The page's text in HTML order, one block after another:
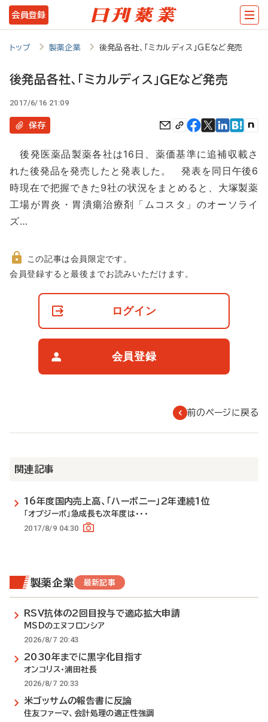
メ
イ
テ
移
動
会員登録
トップ 製薬企業 後発品各社、「ミカルディス」GEなど発売
後発品各社、「ミカルディス」GEなど発売
2017/6/16 21:09
保存
後発医薬品製薬各社は16日、薬価基準に追補収載さ
れた後発品を発売したと発表した。 発表を同日午後6
時現在で把握できた9社の状況をまとめると、大塚製薬
工場が胃炎・胃潰瘍治療剤「ムコスタ」のオーソライ
ズ…
非
この記事は会員限定です。
会員登録すると最後までお読みいただけます。
ログイン
会員登録
前のページに戻る
関連記事
16年度国内売上高、「ハーボニー」2年連続1位
「オプジーボ」急成長も次年度は･･･
2017/8/9 04:30
製薬企業 最新記事
RSV抗体の2回目投与で適応拡大申請
MSDのエヌフロンシア
2026/8/7 20:43
2030年までに黒字化目指す
オンコリス・浦田社長
2026/8/7 20:33
米ゴッサムの報告書に反論
住友ファーマ、会計処理の適正性強調